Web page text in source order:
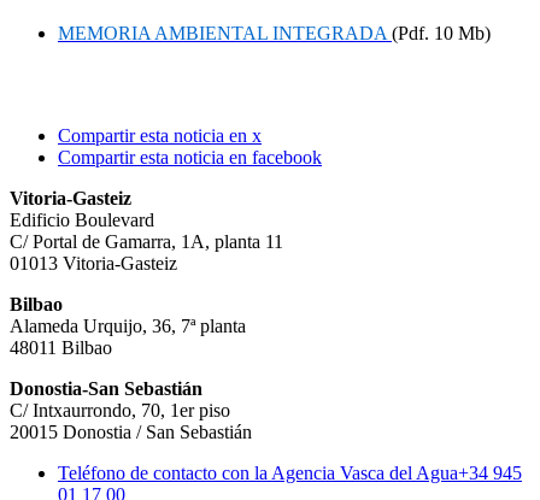
MEMORIA AMBIENTAL INTEGRADA (Pdf. 10 Mb)
Compartir esta noticia en x
Compartir esta noticia en facebook
Vitoria-Gasteiz
Edificio Boulevard
C/ Portal de Gamarra, 1A, planta 11
01013 Vitoria-Gasteiz
Bilbao
Alameda Urquijo, 36, 7ª planta
48011 Bilbao
Donostia-San Sebastián
C/ Intxaurrondo, 70, 1er piso
20015 Donostia / San Sebastián
Teléfono de contacto con la Agencia Vasca del Agua+34 945
01 17 00